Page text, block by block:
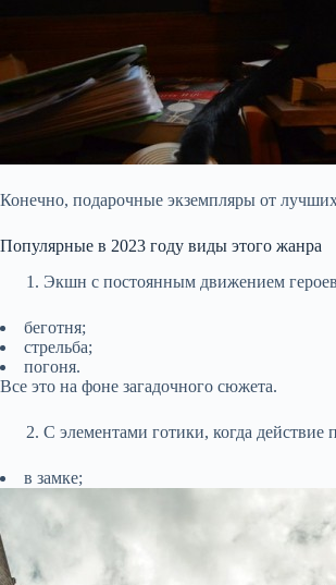
Конечно, подарочные экземпляры от
Популярные в 2023 году виды этого жанра
Экшн с постоянным движением
беготня;
стрельба;
погоня.
Все это на фоне загадочного сюжета.
С элементами готики, когда действие
в замке;